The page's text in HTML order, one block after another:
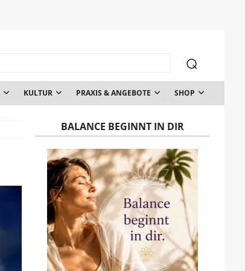
KULTUR PRAXIS & ANGEBOTE SHOP
BALANCE BEGINNT IN DIR